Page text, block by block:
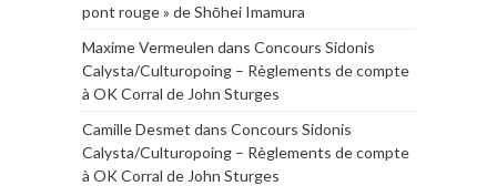
pont rouge » de Shōhei Imamura
Maxime Vermeulen dans Concours Sidonis
Calysta/Culturopoing – Règlements de compte
à OK Corral de John Sturges
Camille Desmet dans Concours Sidonis
Calysta/Culturopoing – Règlements de compte
à OK Corral de John Sturges